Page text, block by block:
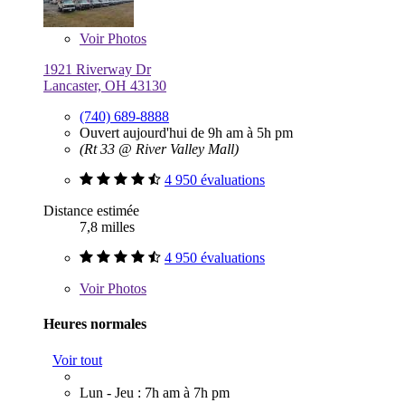
VoirPhotos
1921 Riverway Dr
Lancaster, OH 43130
(740) 689-8888
Ouvert aujourd'hui de 9h am à 5h pm
(Rt 33 @ River Valley Mall)
4 950 évaluations
Distance estimée
7,8 milles
4 950 évaluations
VoirPhotos
Heures normales
Voir tout
Lun - Jeu : 7h am à 7h pm